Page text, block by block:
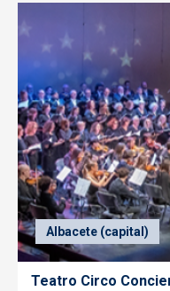
Albacete (capital)
Teatro Circo